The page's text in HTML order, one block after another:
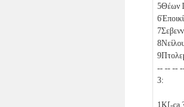
5Θέων
6
7
8
9
-- -- --
3:
1Κ[-